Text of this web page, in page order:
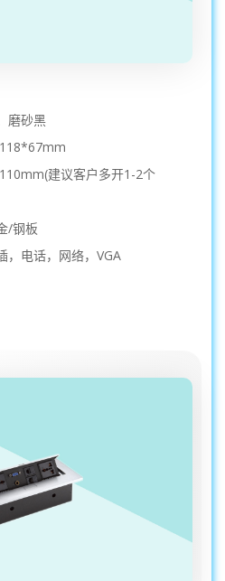
磨砂黑
建议客户多开1-2个
/钢板
，电话，网络，VGA